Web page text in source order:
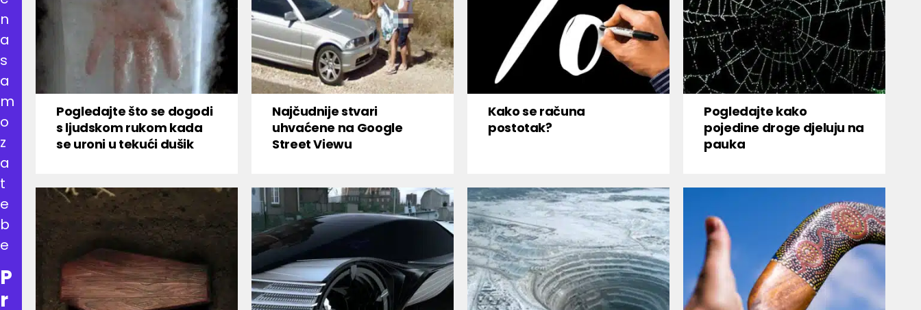
Pogledajte što se dogodi
s ljudskom rukom kada
se uroni u tekući dušik
Najčudnije stvari
uhvaćene na Google
Street Viewu
Kako se računa
postotak?
Pogledajte kako
pojedine droge djeluju na
pauka
n
a
s
a
m
o
z
a
t
e
b
e
P
r